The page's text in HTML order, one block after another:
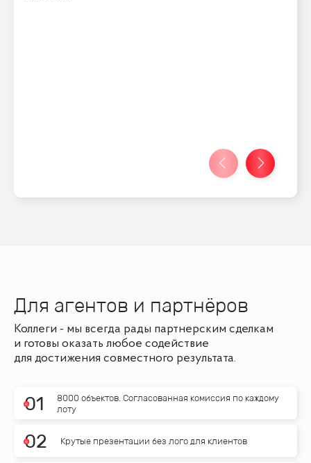
Для агентов и партнёров
Коллеги - мы всегда рады партнерским сделкам
и готовы оказать любое содействие
для достижения совместного результата.
01
8000 объектов. Согласованная комиссия по каждому
лоту
02 Крутые презентации без лого для клиентов